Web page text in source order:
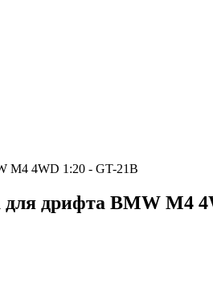
M4 4WD 1:20 - GT-21B
дрифта BMW M4